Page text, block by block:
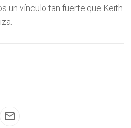
un vínculo tan fuerte que Keith